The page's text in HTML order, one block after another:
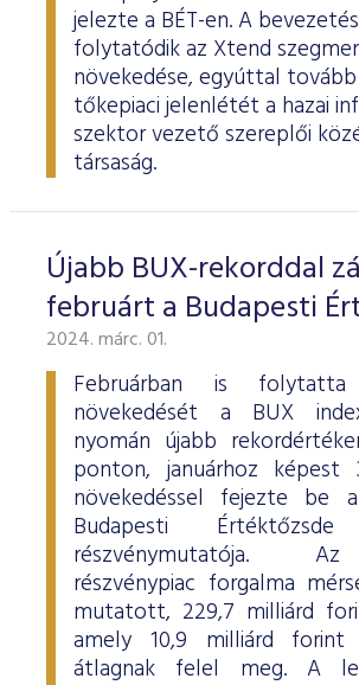
jelezte a BÉT-en. A
folytatódik az Xtend
növekedése, egyúttal
tőkepiaci jelenlétét a hazai
szektor vezető szereplői
társaság.
Újabb BUX-rekorddal
februárt a Budapesti
2024. márc. 01.
Februárban is folytatta
növekedését a BUX
nyomán újabb
ponton, januárhoz képest
növekedéssel fejezte be
Budapesti Értéktőzsde
részvénymutatója.
részvénypiac forgalma
mutatott, 229,7 milliárd
amely 10,9 milliárd
átlagnak felel meg. A